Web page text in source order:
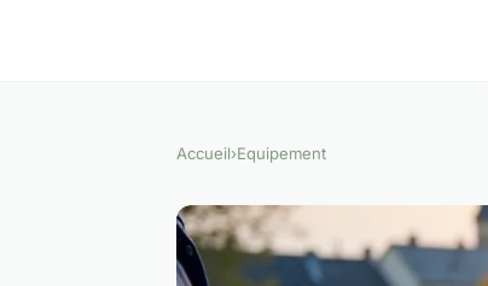
Accueil›Equipement